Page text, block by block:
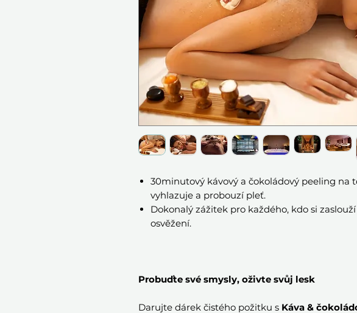
30minutový kávový a čokoládový peeling na
vyhlazuje a probouzí pleť.
Dokonalý zážitek pro každého, kdo si
osvěžení.
Probuďte své smysly, oživte svůj lesk
Darujte dárek čistého požitku s Káva &